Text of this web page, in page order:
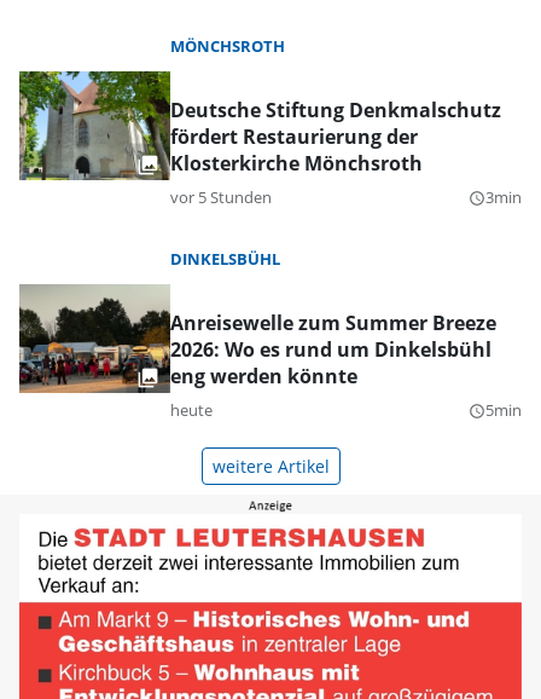
MÖNCHSROTH
Deutsche Stiftung Denkmalschutz
fördert Restaurierung der
Klosterkirche Mönchsroth
vor 5 Stunden query_builder3min
DINKELSBÜHL
Anreisewelle zum Summer Breeze
2026: Wo es rund um Dinkelsbühl
eng werden könnte
heute query_builder5min
weitere Artikel